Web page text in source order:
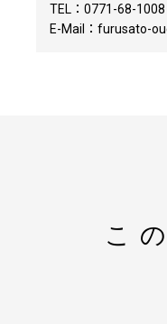
TEL：0771-68-1008
E-Mail：furusato-
こ